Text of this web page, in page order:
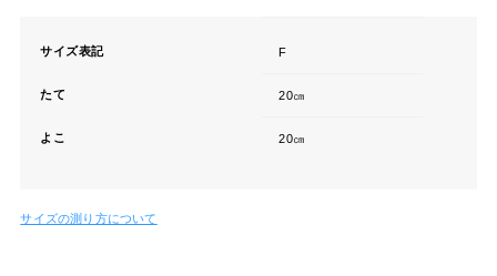
サイズ表記 F
たて 20㎝
よこ 20㎝
サイズの測り方について